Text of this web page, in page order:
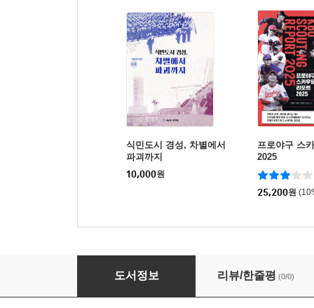
식민도시 경성, 차별에서
파괴까지
10,000원
프로야구 스
2025
25,200원
일제강점기 경성부민의 여가생활
도서정보 리뷰/한줄평 (0/0)